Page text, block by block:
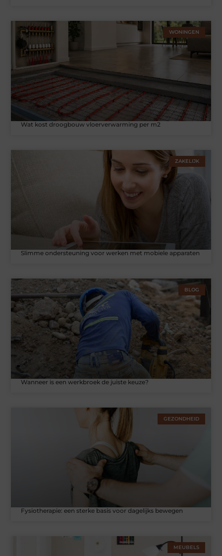
WONINGEN
Wat kost droogbouw vloerverwarming per m2
ZAKELIJK
Slimme ondersteuning voor werken met mobiele apparaten
BLOG
Wanneer is een werkbroek de juiste keuze?
GEZONDHEID
Fysiotherapie: een sterke basis voor dagelijks bewegen
MEUBELS